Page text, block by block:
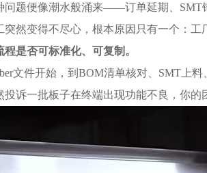
问题便像潮水般涌来——订单延期、SMT
突然变得不尽心，根本原因只有一个：工
程是否可标准化、可复制。
文件开始，到BOM清单核对、SMT
投诉一批板子在终端出现功能不良，你